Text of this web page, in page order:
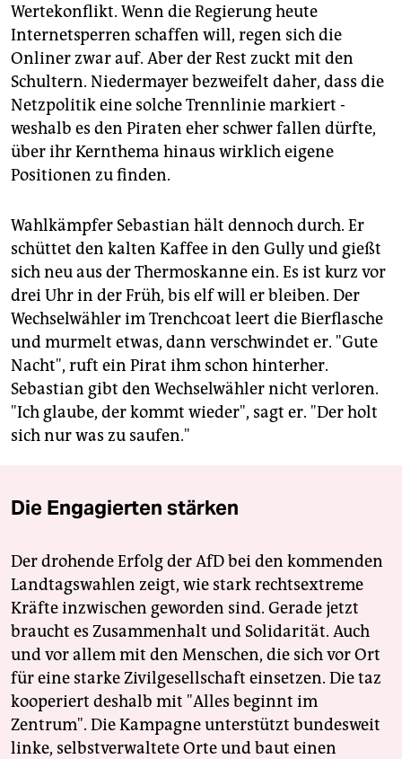
Wertekonflikt. Wenn die Regierung heute
Internetsperren schaffen will, regen sich die
Onliner zwar auf. Aber der Rest zuckt mit den
Schultern. Niedermayer bezweifelt daher, dass die
Netzpolitik eine solche Trennlinie markiert -
weshalb es den Piraten eher schwer fallen dürfte,
über ihr Kernthema hinaus wirklich eigene
Positionen zu finden.
Wahlkämpfer Sebastian hält dennoch durch. Er
schüttet den kalten Kaffee in den Gully und gießt
sich neu aus der Thermoskanne ein. Es ist kurz vor
drei Uhr in der Früh, bis elf will er bleiben. Der
Wechselwähler im Trenchcoat leert die Bierflasche
und murmelt etwas, dann verschwindet er. "Gute
Nacht", ruft ein Pirat ihm schon hinterher.
Sebastian gibt den Wechselwähler nicht verloren.
"Ich glaube, der kommt wieder", sagt er. "Der holt
sich nur was zu saufen."
Die Engagierten stärken
Der drohende Erfolg der AfD bei den kommenden
Landtagswahlen zeigt, wie stark rechtsextreme
Kräfte inzwischen geworden sind. Gerade jetzt
braucht es Zusammenhalt und Solidarität. Auch
und vor allem mit den Menschen, die sich vor Ort
für eine starke Zivilgesellschaft einsetzen. Die taz
kooperiert deshalb mit "Alles beginnt im
Zentrum". Die Kampagne unterstützt bundesweit
linke, selbstverwaltete Orte und baut einen